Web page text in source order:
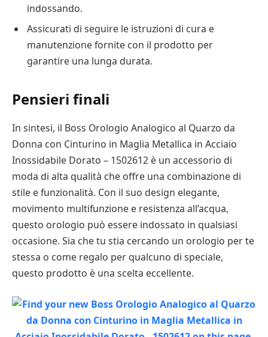
indossando.
Assicurati di seguire le istruzioni di cura e
manutenzione fornite con il prodotto per
garantire una lunga durata.
Pensieri finali
In sintesi, il Boss Orologio Analogico al Quarzo da
Donna con Cinturino in Maglia Metallica in Acciaio
Inossidabile Dorato – 1502612 è un accessorio di
moda di alta qualità che offre una combinazione di
stile e funzionalità. Con il suo design elegante,
movimento multifunzione e resistenza all’acqua,
questo orologio può essere indossato in qualsiasi
occasione. Sia che tu stia cercando un orologio per te
stessa o come regalo per qualcuno di speciale,
questo prodotto è una scelta eccellente.